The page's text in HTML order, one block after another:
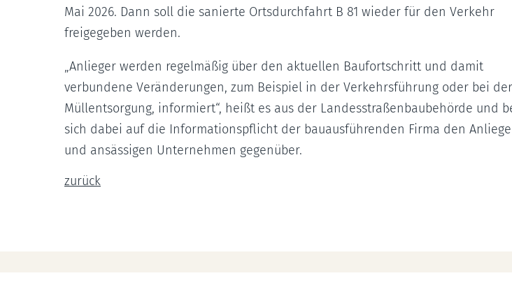
Mai 2026. Dann soll die sanierte Ortsdurchfahrt B 81 wieder für den Verkehr
freigegeben werden.
„Anlieger werden regelmäßig über den aktuellen Baufortschritt und damit
verbundene Veränderungen, zum Beispiel in der Verkehrsführung oder bei der
Müllentsorgung, informiert“, heißt es aus der Landesstraßenbaubehörde und
sich dabei auf die Informationspflicht der bauausführenden Firma den
und ansässigen Unternehmen gegenüber.
zurück